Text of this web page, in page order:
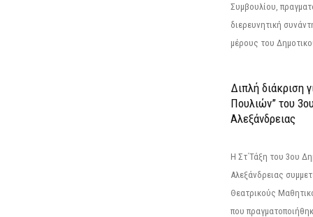
Συμβουλίου,
διερευνητική
μέρους του
Διπλή διάκριση
Πουλιών” του
Αλεξάνδρειας
Η Στ΄Τάξη του 3ου
Αλεξάνδρειας
Θεατρικούς
που